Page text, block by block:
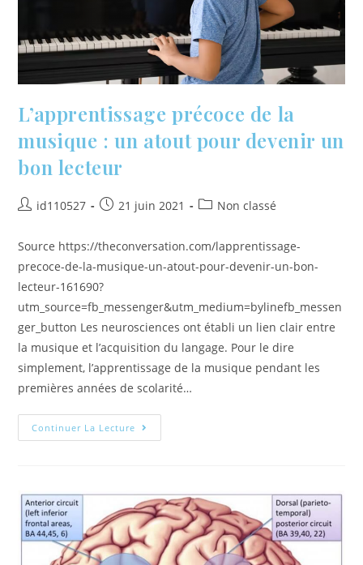
L’apprentissage précoce de la
musique : un atout pour devenir un
bon lecteur
id110527 21 juin 2021 Non classé
Source https://theconversation.com/lapprentissage-
precoce-de-la-musique-un-atout-pour-devenir-un-bon-
lecteur-161690?
utm_source=fb_messenger&utm_medium=bylinefb_messen
ger_button Les neurosciences ont établi un lien clair entre
la musique et l’acquisition du langage. Pour le dire
simplement, l’apprentissage de la musique pendant les
premières années de scolarité…
Continuer La Lecture